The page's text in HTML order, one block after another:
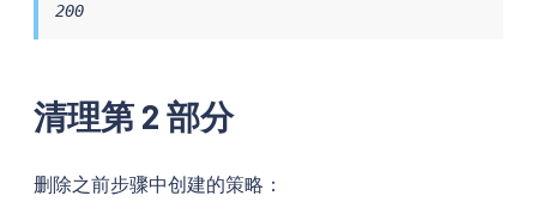
200
清理第 2 部分
删除之前步骤中创建的策略：